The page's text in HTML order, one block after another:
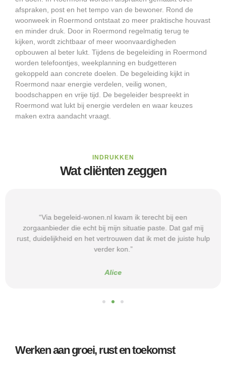
afspraken, post en het tempo van de bewoner. Rond de
woonweek in Roermond ontstaat zo meer praktische houvast
en minder druk. Door in Roermond regelmatig terug te
kijken, wordt zichtbaar of meer woonvaardigheden
opbouwen al beter lukt. Tijdens de begeleiding in Roermond
worden telefoontjes, weekplanning en budgetteren
gekoppeld aan concrete doelen. De begeleiding kijkt in
Roermond naar energie verdelen, veilig wonen,
boodschappen en vrije tijd. De begeleider bespreekt in
Roermond wat lukt bij energie verdelen en waar keuzes
maken extra aandacht vraagt.
INDRUKKEN
Wat cliënten zeggen
“Via begeleid-wonen.nl kwam ik terecht bij een
zorgaanbieder die echt bij mijn situatie paste. Dat gaf mij
rust, duidelijkheid en het vertrouwen dat ik met de juiste hulp
verder kon.”
Alice
Werken aan groei, rust en toekomst